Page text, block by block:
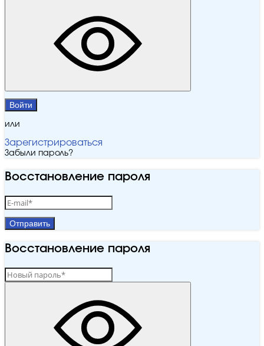
Войти
или
Зарегистрироваться
Забыли пароль?
Восстановление пароля
Отправить
Восстановление пароля